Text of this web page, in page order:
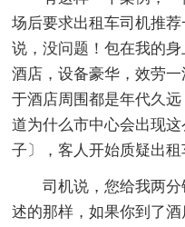
场后要求出租车司机推
说，没问题！包在我的
酒店，设备豪华，效劳
于酒店周围都是年代久
道为什么市中心会出现
子〕，客人开始质疑出租
司机说，您给我两分
述的那样，如果你到了